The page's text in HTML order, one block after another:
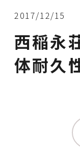
2017/12/15
西稲永
体耐久